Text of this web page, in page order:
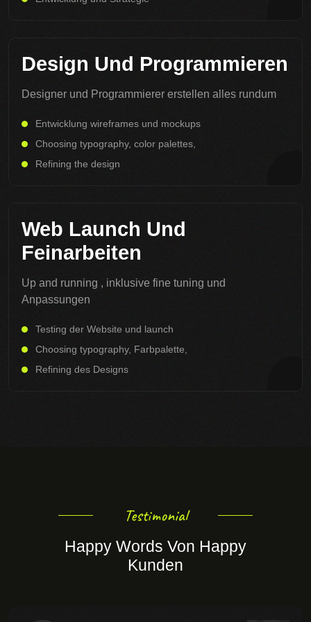
Design Und Programmieren
Designer und Programmierer erstellen alles rundum
Entwicklung wireframes und mockups
Choosing typography, color palettes,
Refining the design
Web Launch Und
Feinarbeiten
Up and running , inklusive fine tuning und
Anpassungen
Testing der Website und launch
Choosing typography, Farbpalette,
Refining des Designs
Testimonial
Happy Words Von Happy
Kunden